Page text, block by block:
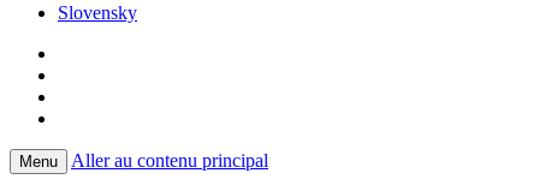
Slovensky
Menu Aller au contenu principal